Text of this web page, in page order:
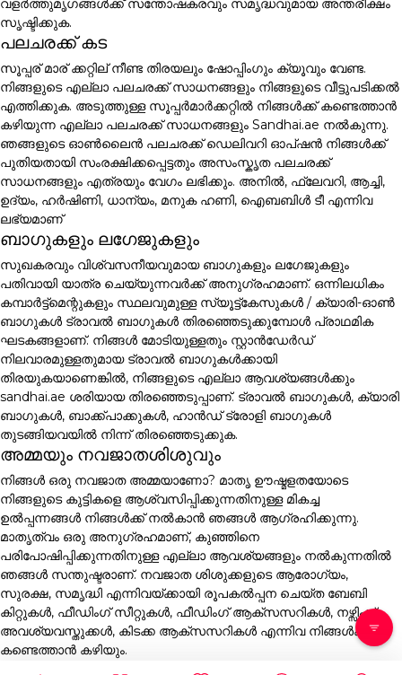
വളർത്തുമൃഗങ്ങൾക്ക് സന്തോഷകരവും സമൃദ്ധവുമായ അന്തരീക്ഷം
സൃഷ്ടിക്കുക.
പലചരക്ക് കട
സൂപ്പര് മാര് ക്കറ്റില് നീണ്ട തിരയലും ഷോപ്പിംഗും ക്യൂവും വേണ്ട.
നിങ്ങളുടെ എല്ലാ പലചരക്ക് സാധനങ്ങളും നിങ്ങളുടെ വീട്ടുപടിക്കൽ
എത്തിക്കുക. അടുത്തുള്ള സൂപ്പർമാർക്കറ്റിൽ നിങ്ങൾക്ക് കണ്ടെത്താൻ
കഴിയുന്ന എല്ലാ പലചരക്ക് സാധനങ്ങളും Sandhai.ae നൽകുന്നു.
ഞങ്ങളുടെ ഓൺലൈൻ പലചരക്ക് ഡെലിവറി ഓപ്ഷൻ നിങ്ങൾക്ക്
പുതിയതായി സംരക്ഷിക്കപ്പെട്ടതും അസംസ്കൃത പലചരക്ക്
സാധനങ്ങളും എത്രയും വേഗം ലഭിക്കും. അനിൽ, ഫ്ലേവറി, ആച്ചി,
ഉദ്യം, ഹർഷിണി, ധാന്യം, മനുക ഹണി, ഐബബിൾ ടീ എന്നിവ
ലഭ്യമാണ്
ബാഗുകളും ലഗേജുകളും
സുഖകരവും വിശ്വസനീയവുമായ ബാഗുകളും ലഗേജുകളും
പതിവായി യാത്ര ചെയ്യുന്നവർക്ക് അനുഗ്രഹമാണ്. ഒന്നിലധികം
കമ്പാർട്ട്മെന്റുകളും സ്ഥലവുമുള്ള സ്യൂട്ട്കേസുകൾ / ക്യാരി-ഓൺ
ബാഗുകൾ ട്രാവൽ ബാഗുകൾ തിരഞ്ഞെടുക്കുമ്പോൾ പ്രാഥമിക
ഘടകങ്ങളാണ്. നിങ്ങൾ മോടിയുള്ളതും സ്റ്റാൻഡേർഡ്
നിലവാരമുള്ളതുമായ ട്രാവൽ ബാഗുകൾക്കായി
തിരയുകയാണെങ്കിൽ, നിങ്ങളുടെ എല്ലാ ആവശ്യങ്ങൾക്കും
sandhai.ae ശരിയായ തിരഞ്ഞെടുപ്പാണ്. ട്രാവൽ ബാഗുകൾ, ക്യാരി
ബാഗുകൾ, ബാക്ക്പാക്കുകൾ, ഹാൻഡ് ട്രോളി ബാഗുകൾ
തുടങ്ങിയവയിൽ നിന്ന് തിരഞ്ഞെടുക്കുക.
അമ്മയും നവജാതശിശുവും
നിങ്ങൾ ഒരു നവജാത അമ്മയാണോ? മാതൃ ഊഷ്മളതയോടെ
നിങ്ങളുടെ കുട്ടികളെ ആശ്വസിപ്പിക്കുന്നതിനുള്ള മികച്ച
ഉൽപ്പന്നങ്ങൾ നിങ്ങൾക്ക് നൽകാൻ ഞങ്ങൾ ആഗ്രഹിക്കുന്നു.
മാതൃത്വം ഒരു അനുഗ്രഹമാണ്, കുഞ്ഞിനെ
പരിപോഷിപ്പിക്കുന്നതിനുള്ള എല്ലാ ആവശ്യങ്ങളും നൽകുന്നതിൽ
ഞങ്ങൾ സന്തുഷ്ടരാണ്. നവജാത ശിശുക്കളുടെ ആരോഗ്യം,
സുരക്ഷ, സമൃദ്ധി എന്നിവയ്ക്കായി രൂപകൽപ്പന ചെയ്ത ബേബി
കിറ്റുകൾ, ഫീഡിംഗ് സീറ്റുകൾ, ഫീഡിംഗ് ആക്സസറികൾ, നഴ്സിംഗ്
അവശ്യവസ്തുക്കൾ, കിടക്ക ആക്സസറികൾ എന്നിവ നിങ്ങൾക്ക്
കണ്ടെത്താൻ കഴിയും.